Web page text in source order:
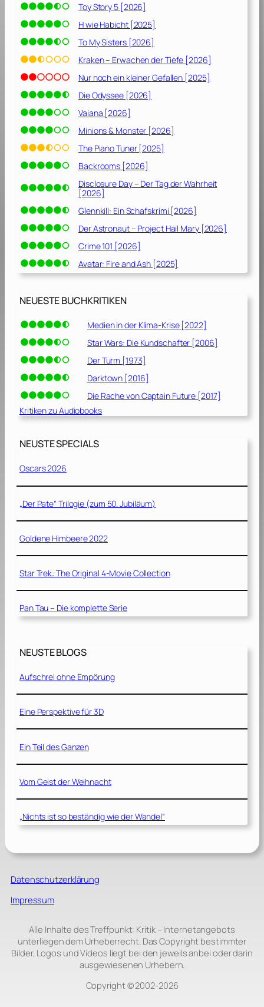
Toy Story 5 [2026]
H wie Habicht [2025]
To My Sisters [2026]
Kraken – Erwachen der Tiefe [2026]
Nur noch ein kleiner Gefallen [2025]
Die Odyssee [2026]
Vaiana [2026]
Minions & Monster [2026]
The Piano Tuner [2025]
Backrooms [2026]
Disclosure Day – Der Tag der Wahrheit
[2026]
Glennkill: Ein Schafskrimi [2026]
Der Astronaut – Project Hail Mary [2026]
Crime 101 [2026]
Avatar: Fire and Ash [2025]
NEUESTE BUCHKRITIKEN
Medien in der Klima-Krise [2022]
Star Wars: Die Kundschafter [2006]
Der Turm [1973]
Darktown [2016]
Die Rache von Captain Future [2017]
Kritiken zu Audiobooks
NEUSTE SPECIALS
Oscars 2026
„Der Pate“ Trilogie (zum 50. Jubiläum)
Goldene Himbeere 2022
Star Trek: The Original 4-Movie Collection
Pan Tau – Die komplette Serie
NEUSTE BLOGS
Aufschrei ohne Empörung
Eine Perspektive für 3D
Ein Teil des Ganzen
Vom Geist der Weihnacht
„Nichts ist so beständig wie der Wandel“
Datenschutzerklärung
Impressum
Alle Inhalte des Treffpunkt: Kritik – Internetangebots
unterliegen dem Urheberrecht. Das Copyright bestimmter
Bilder, Logos und Videos liegt bei den jeweils anbei oder darin
ausgewiesenen Urhebern.
Copyright © 2002‑2026